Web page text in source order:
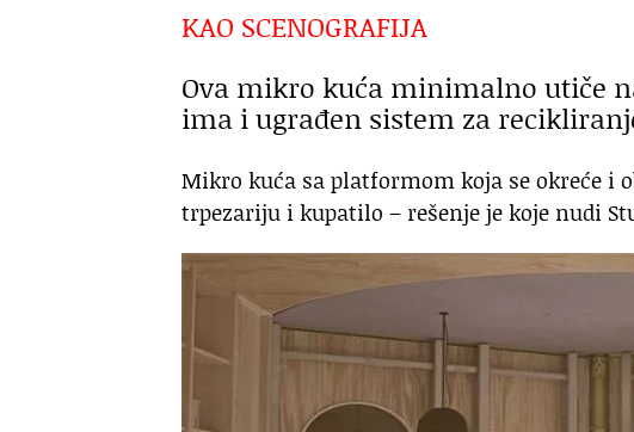
KAO SCENOGRAFIJA
Ova mikro kuća minimalno utiče
ima i ugrađen sistem za
Mikro kuća sa platformom koja se okreće i
trpezariju i kupatilo – rešenje je koje nudi